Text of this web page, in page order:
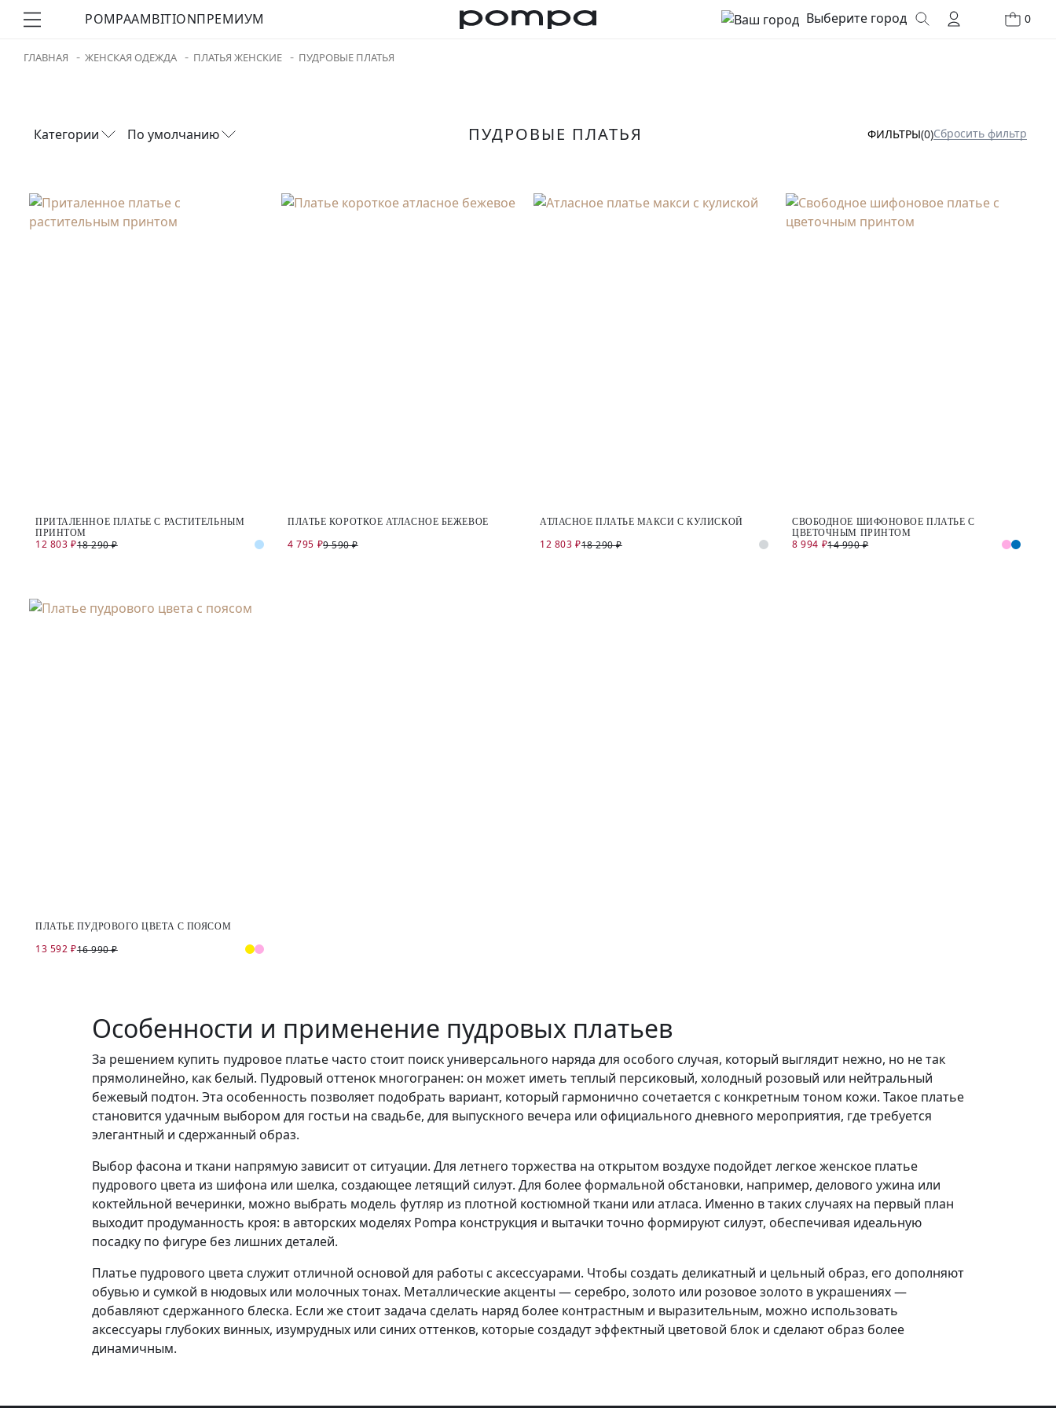
POMPAAMBITIONПРЕМИУМ Выберите город 0
ГЛАВНАЯ ЖЕНСКАЯ ОДЕЖДА ПЛАТЬЯ ЖЕНСКИЕ ПУДРОВЫЕ ПЛАТЬЯ
Категории По умолчанию ПУДРОВЫЕ ПЛАТЬЯ ФИЛЬТРЫ(0)Сбросить фильтр
ПРИТАЛЕННОЕ ПЛАТЬЕ С РАСТИТЕЛЬНЫМ
ПРИНТОМ
12 803 ₽18 290 ₽
ПЛАТЬЕ КОРОТКОЕ АТЛАСНОЕ БЕЖЕВОЕ
4 795 ₽9 590 ₽
АТЛАСНОЕ ПЛАТЬЕ МАКСИ С КУЛИСКОЙ
12 803 ₽18 290 ₽
СВОБОДНОЕ ШИФОНОВОЕ ПЛАТЬЕ С
ЦВЕТОЧНЫМ ПРИНТОМ
8 994 ₽14 990 ₽
ПЛАТЬЕ ПУДРОВОГО ЦВЕТА С ПОЯСОМ
13 592 ₽16 990 ₽
Особенности и применение пудровых платьев
За решением купить пудровое платье часто стоит поиск универсального наряда для особого случая, который выглядит нежно, но не так
прямолинейно, как белый. Пудровый оттенок многогранен: он может иметь теплый персиковый, холодный розовый или нейтральный
бежевый подтон. Эта особенность позволяет подобрать вариант, который гармонично сочетается с конкретным тоном кожи. Такое платье
становится удачным выбором для гостьи на свадьбе, для выпускного вечера или официального дневного мероприятия, где требуется
элегантный и сдержанный образ.
Выбор фасона и ткани напрямую зависит от ситуации. Для летнего торжества на открытом воздухе подойдет легкое женское платье
пудрового цвета из шифона или шелка, создающее летящий силуэт. Для более формальной обстановки, например, делового ужина или
коктейльной вечеринки, можно выбрать модель футляр из плотной костюмной ткани или атласа. Именно в таких случаях на первый план
выходит продуманность кроя: в авторских моделях Pompa конструкция и вытачки точно формируют силуэт, обеспечивая идеальную
посадку по фигуре без лишних деталей.
Платье пудрового цвета служит отличной основой для работы с аксессуарами. Чтобы создать деликатный и цельный образ, его дополняют
обувью и сумкой в нюдовых или молочных тонах. Металлические акценты — серебро, золото или розовое золото в украшениях —
добавляют сдержанного блеска. Если же стоит задача сделать наряд более контрастным и выразительным, можно использовать
аксессуары глубоких винных, изумрудных или синих оттенков, которые создадут эффектный цветовой блок и сделают образ более
динамичным.